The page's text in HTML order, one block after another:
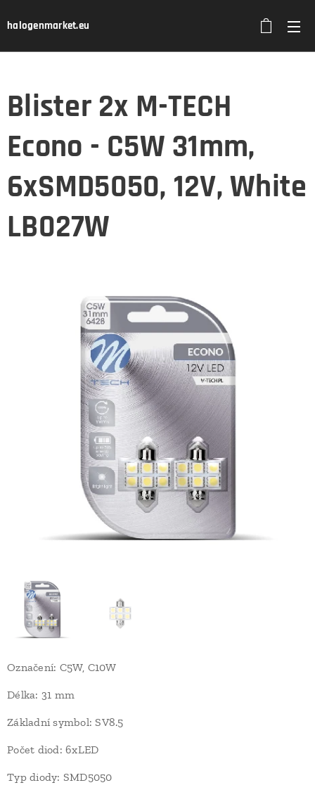
halogenmarket.eu
Blister 2x M-TECH
Econo - C5W 31mm,
6xSMD5050, 12V, White
LB027W
Označení: C5W, C10W
Délka: 31 mm
Základní symbol: SV8.5
Počet diod: 6xLED
Typ diody: SMD5050